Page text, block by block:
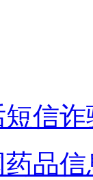
短信
药品